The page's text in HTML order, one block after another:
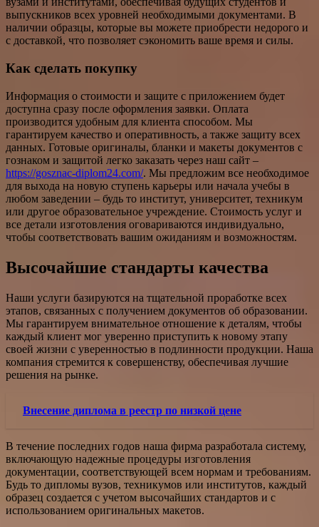
выпускников всех уровней необходимыми документами. В
наличии образцы, которые вы можете приобрести недорого и
с доставкой, что позволяет сэкономить ваше время и силы.
Как сделать покупку
Информация о стоимости и защите с приложением будет
доступна сразу после оформления заявки. Оплата
производится удобным для клиента способом. Мы
гарантируем качество и оперативность, а также защиту всех
данных. Готовые оригиналы, бланки и макеты документов с
гознаком и защитой легко заказать через наш сайт –
https://gosznac-diplom24.com/. Мы предложим все необходимое
для выхода на новую ступень карьеры или начала учебы в
любом заведении – будь то институт, университет, техникум
или другое образовательное учреждение. Стоимость услуг и
все детали изготовления оговариваются индивидуально,
чтобы соответствовать вашим ожиданиям и возможностям.
Высочайшие стандарты качества
Наши услуги базируются на тщательной проработке всех
этапов, связанных с получением документов об образовании.
Мы гарантируем внимательное отношение к деталям, чтобы
каждый клиент мог уверенно приступить к новому этапу
своей жизни с уверенностью в подлинности продукции. Наша
компания стремится к совершенству, обеспечивая лучшие
решения на рынке.
Внесение диплома в реестр по низкой цене
В течение последних годов наша фирма разработала систему,
включающую надежные процедуры изготовления
документации, соответствующей всем нормам и требованиям.
Будь то дипломы вузов, техникумов или институтов, каждый
образец создается с учетом высочайших стандартов и с
использованием оригинальных макетов.